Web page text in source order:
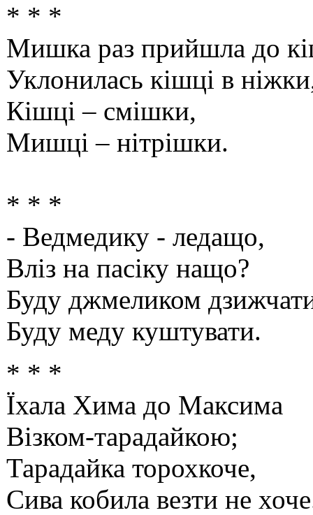
* * *
Мишка раз прийшла до
Уклонилась кішці в
Кішці – смішки,
Мишці – нітрішки.
* * *
- Ведмедику - ледащо,
Вліз на пасіку нащо?
Буду джмеликом
Буду меду куштувати.
* * *
Їхала Хима до Максима
Візком-тарадайкою;
Тарадайка торохкоче,
Сива кобила везти не